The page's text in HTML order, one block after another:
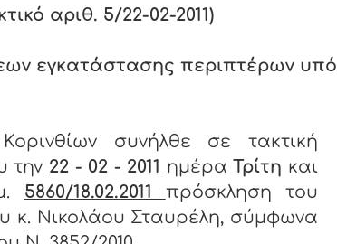
αριθ. 5/22-02-2011)
εγκατάστασης περιπτέρων υπό
συνήλθε σε τακτική
την 22 - 02 - 2011 ημέραΤρίτη και
5860/18.02.2011 πρόσκληση του
κ. Νικολάου Σταυρέλη, σύμφωνα